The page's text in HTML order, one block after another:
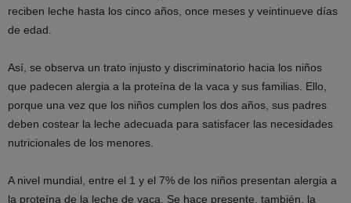
reciben leche hasta los cinco años, once meses y veintinueve días
de edad.
Así, se observa un trato injusto y discriminatorio hacia los niños
que padecen alergia a la proteína de la vaca y sus familias. Ello,
porque una vez que los niños cumplen los dos años, sus padres
deben costear la leche adecuada para satisfacer las necesidades
nutricionales de los menores.
A nivel mundial, entre el 1 y el 7% de los niños presentan alergia a
la proteína de la leche de vaca. Se hace presente, también, la